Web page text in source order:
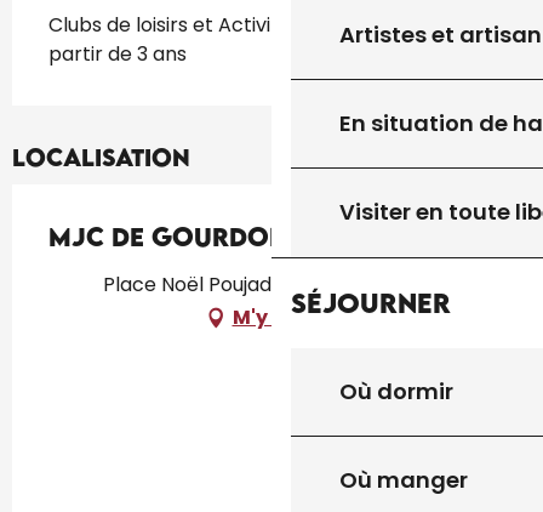
Artistes et
En situation de
Visiter en toute
Séjourner
Où dormir
Où manger
Clubs de loisirs et Activités sportives diverses à
partir de 3 ans
Localisation
MJC de Gourdon
Place Noël Poujade 46300, Gourdon
M'y rendre